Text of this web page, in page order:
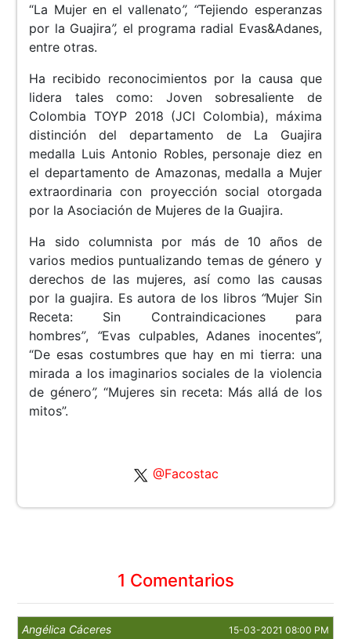
“La Mujer en el vallenato”, “Tejiendo esperanzas
por la Guajira”, el programa radial Evas&Adanes,
entre otras.
Ha recibido reconocimientos por la causa que
lidera tales como: Joven sobresaliente de
Colombia TOYP 2018 (JCI Colombia), máxima
distinción del departamento de La Guajira
medalla Luis Antonio Robles, personaje diez en
el departamento de Amazonas, medalla a Mujer
extraordinaria con proyección social otorgada
por la Asociación de Mujeres de la Guajira.
Ha sido columnista por más de 10 años de
varios medios puntualizando temas de género y
derechos de las mujeres, así como las causas
por la guajira. Es autora de los libros “Mujer Sin
Receta: Sin Contraindicaciones para
hombres”, “Evas culpables, Adanes inocentes”,
“De esas costumbres que hay en mi tierra: una
mirada a los imaginarios sociales de la violencia
de género”, “Mujeres sin receta: Más allá de los
mitos”.
@Facostac
1 Comentarios
Angélica Cáceres 15-03-2021 08:00 PM